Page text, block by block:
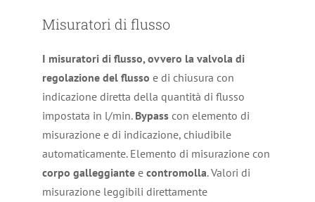
Misuratori di flusso
I misuratori di flusso, ovvero la valvola di
regolazione del flusso e di chiusura con
indicazione diretta della quantità di flusso
impostata in l/min. Bypasscon elemento di
misurazione e di indicazione, chiudibile
automaticamente. Elemento di misurazione con
corpo galleggiantee contromolla. Valori di
misurazione leggibili direttamente